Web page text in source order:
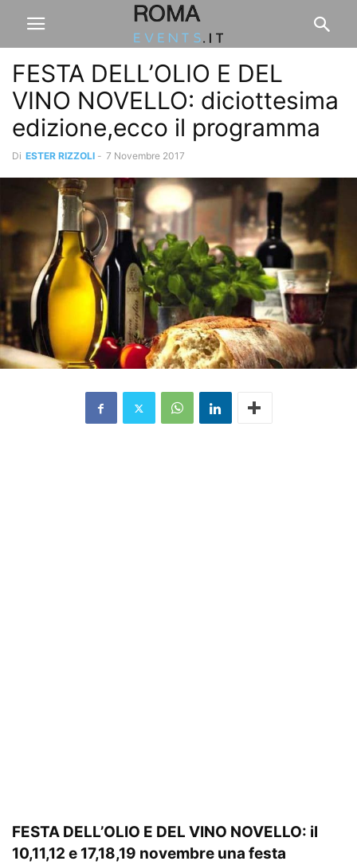
FESTA DELL’OLIO E DEL
VINO NOVELLO: diciottesima
edizione,ecco il programma
Di ESTER RIZZOLI - 7 Novembre 2017
FESTA DELL’OLIO E DEL VINO NOVELLO: il
10,11,12 e 17,18,19 novembre una festa